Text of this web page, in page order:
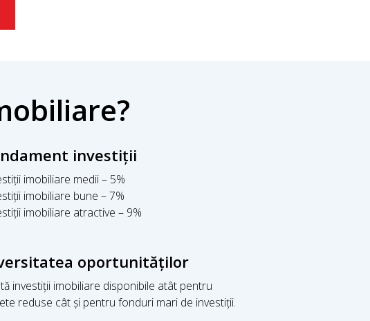
investiții
imobiliare medii – 5%
imobiliare bune – 7%
imobiliare atractive – 9%
oportunităților
investiții imobiliare disponibile atât pentru
reduse cât și pentru fonduri mari de investiții.